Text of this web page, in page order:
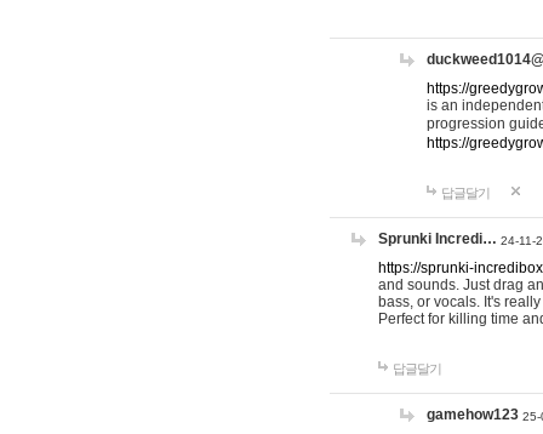
https://
is an
progression
https://
답글달기
Sprunki Incredi… 24-11-
https://sprunki-
and sounds. Just drag
bass, or vocals. It's
Perfect for killing time
답글달기
gamehow123 25-